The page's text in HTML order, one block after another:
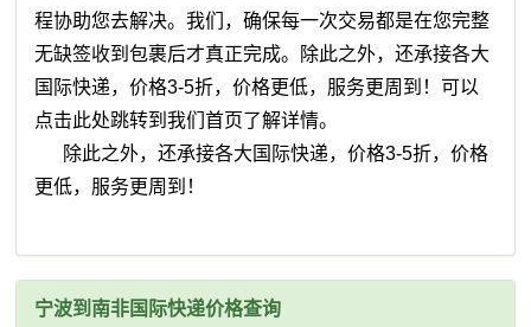
程协助您去解决。我们，确保每一次交易都是在您完整
无缺签收到包裹后才真正完成。除此之外，还承接各大
国际快递，价格3-5折，价格更低，服务更周到！可以
点击此处跳转到我们首页了解详情。
除此之外，还承接各大国际快递，价格3-5折，价格
更低，服务更周到！
宁波到南非国际快递价格查询